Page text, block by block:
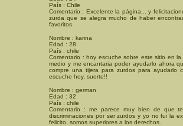
País : Chile
Comentario : Excelente la página... y
zurda que se alegra mucho de haber
favoritos.
Nombre : karina
Edad : 28
País : chile
Comentario : hoy escuche sobre este sitio en
medio y me encantaria poder ayudarlo ahora
compre una tijera para zurdos para ayudarlo
escuche hoy, suerte!!
Nombre : german
Edad : 32
País : chile
Comentario : me parece muy bien de que
discriminaciones por ser zurdos y yo no fui la
felicito. somos superiores a los derechos.